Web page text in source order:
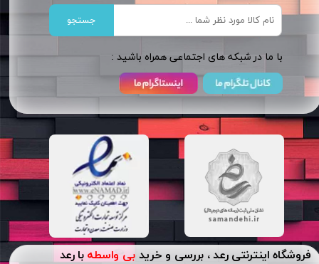
فروشگاه اینترنتی رعد ، بررسی و خرید بی واسطه با رعد
جستجو
​​با ما در شبکه های اجتماعی همراه باشید :